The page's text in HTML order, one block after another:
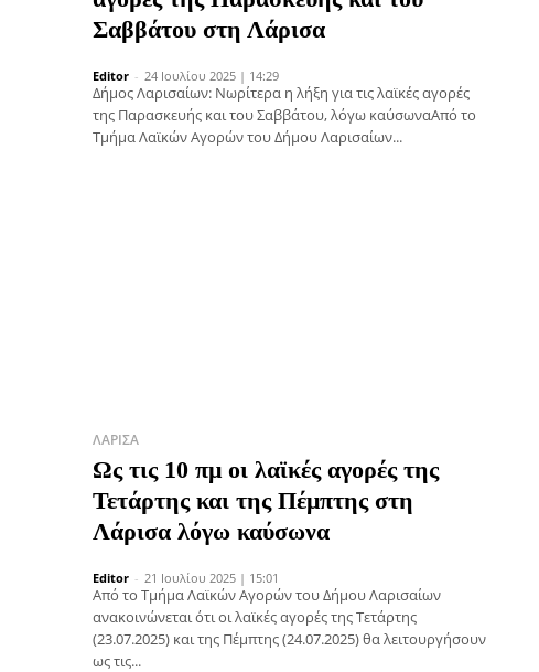
Σαββάτου στη Λάρισα
Editor - 24 Ιουλίου 2025 | 14:29
Δήμος Λαρισαίων: Νωρίτερα η λήξη για τις λαϊκές αγορές
της Παρασκευής και του Σαββάτου, λόγω καύσωναΑπό το
Τμήμα Λαϊκών Αγορών του Δήμου Λαρισαίων...
ΛΆΡΙΣΑ
Ως τις 10 πμ οι λαϊκές αγορές της
Τετάρτης και της Πέμπτης στη
Λάρισα λόγω καύσωνα
Editor - 21 Ιουλίου 2025 | 15:01
Από το Τμήμα Λαϊκών Αγορών του Δήμου Λαρισαίων
ανακοινώνεται ότι οι λαϊκές αγορές της Τετάρτης
(23.07.2025) και της Πέμπτης (24.07.2025) θα λειτουργήσουν
ως τις...